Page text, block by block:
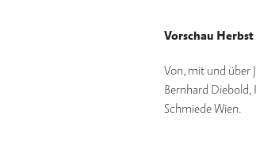
Vorschau Herbst
Von, mit und über
Bernhard Diebold,
Schmiede Wien.